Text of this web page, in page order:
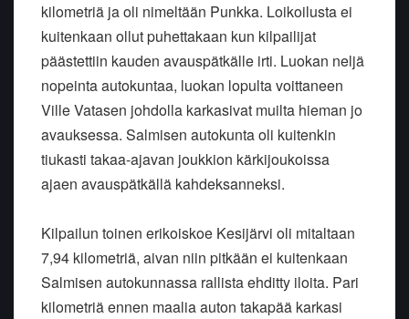
kilometriä ja oli nimeltään Punkka. Loikoilusta ei
kuitenkaan ollut puhettakaan kun kilpailijat
päästettiin kauden avauspätkälle irti. Luokan neljä
nopeinta autokuntaa, luokan lopulta voittaneen
Ville Vatasen johdolla karkasivat muilta hieman jo
avauksessa. Salmisen autokunta oli kuitenkin
tiukasti takaa-ajavan joukkion kärkijoukoissa
ajaen avauspätkällä kahdeksanneksi.
Kilpailun toinen erikoiskoe Kesijärvi oli mitaltaan
7,94 kilometriä, aivan niin pitkään ei kuitenkaan
Salmisen autokunnassa rallista ehditty iloita. Pari
kilometriä ennen maalia auton takapää karkasi